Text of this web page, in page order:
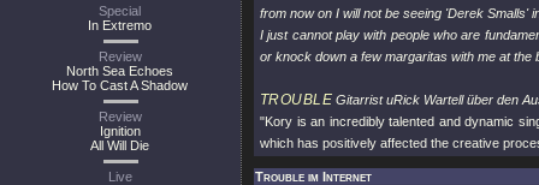
Special
In Extremo
Review
North Sea Echoes
How To Cast A Shadow
Review
Ignition
All Will Die
Live
from now on I will not be seeing 'Derek Smalls'
I just cannot play with people who are
or knock down a few margaritas with me at
TROUBLE Gitarrist uRick Wartell über den
"Kory is an incredibly talented and dynamic
which has positively affected the creative
Trouble im Internet